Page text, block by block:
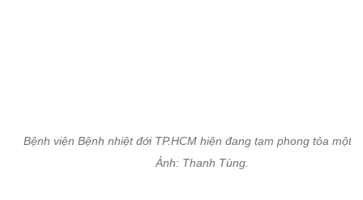
Để đảm bảo việc tiếp nhận, điều trị các bệnh nhân